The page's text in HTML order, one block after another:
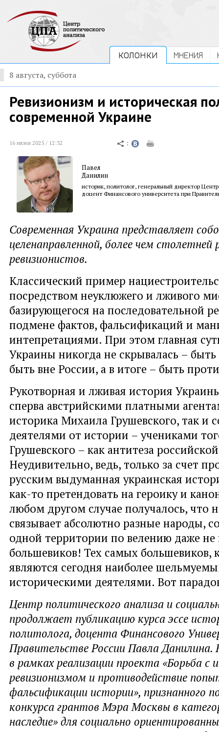
КОЛОНКИ МНЕНИЯ
8 августа, суббота
Ревизионизм и историческая
современной Украине
16 июня 2025 / 12:32
Павел
Данилин
историк, политолог, генеральный директор
доцент Финансового университета при
Современная Украина представляет
целенаправленной, более чем
ревизионистов.
Классический пример
посредством неуклюжего и лживого
базирующегося на последовательной
подмене фактов, фальсификаций и
интепретациями. При этом главная
Украины никогда не скрывалась – быть
быть вне России, а в итоге – быть
Рукотворная и лживая история
сперва австрийскими платными
историка Михаила Грушевского, так и
деятелями от истории – учениками
Грушевского – как антитеза
Неудивительно, ведь, только за счет
русским выдуманная украинская
как-то претендовать на героику и
любом другом случае получалось, что
связывает абсолютно разные народы,
одной территории по велению даже не
большевиков! Тех самых большевиков,
являются сегодня наиболее
историческими деятелями. Вот
Центр политического анализа и
продолжает публикацию курса эссе
политолога, доцента Финансового
Правительстве России Павла Данилина.
в рамках реализации проекта «Борьба с
ревизионизмом и противодействие
фальсификации истории», признанного
конкурса грантов Мэра Москвы в
наследие» для социально